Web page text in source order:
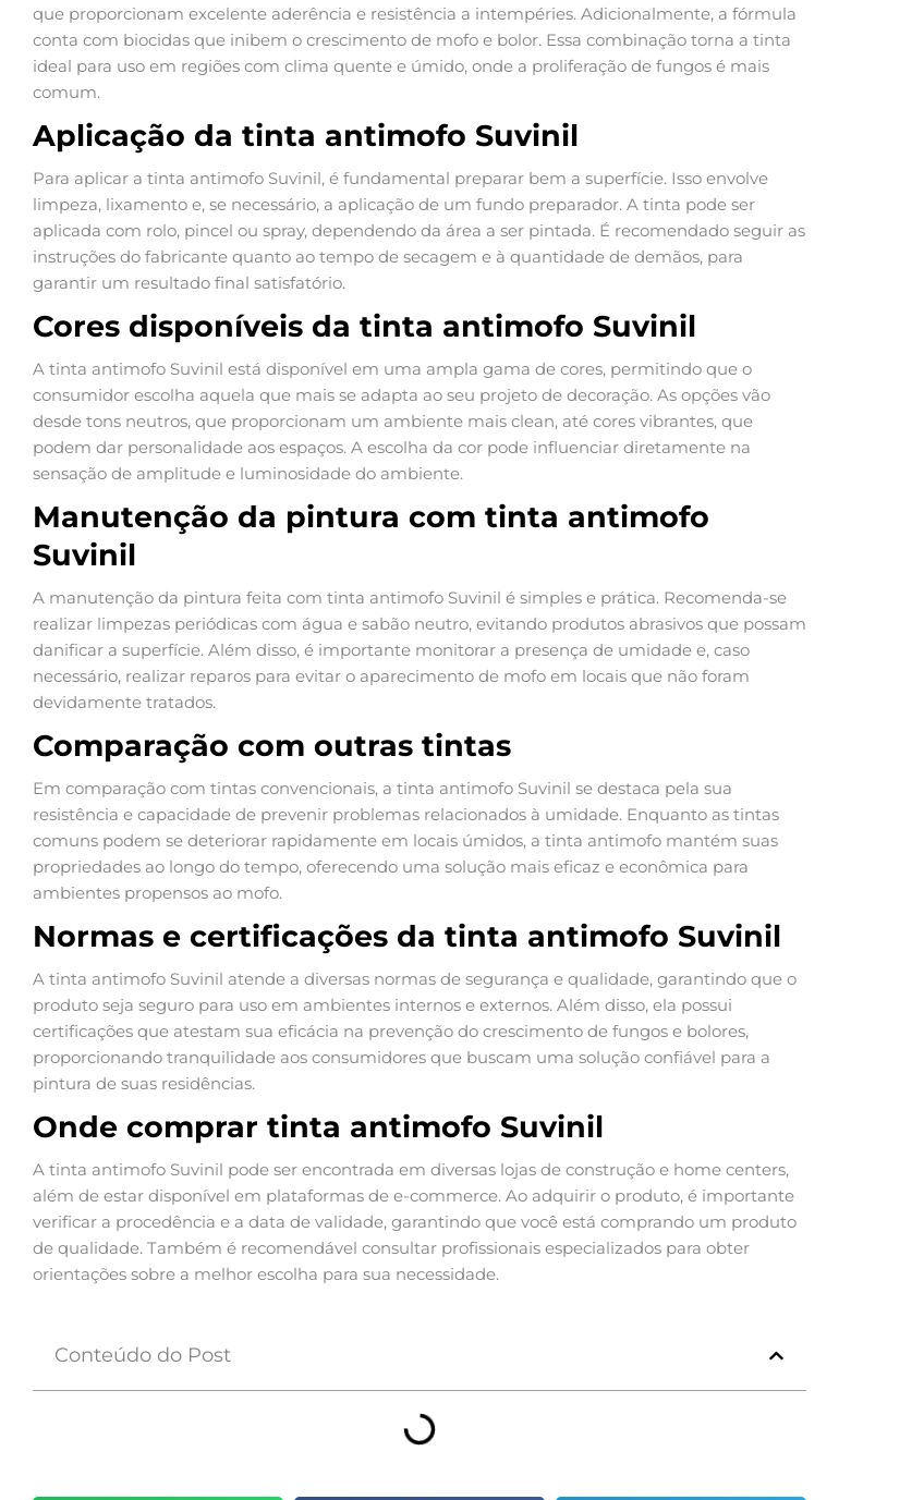
que proporcionam excelente aderência e resistência a intempéries. Adicionalmente, a fórmula
conta com biocidas que inibem o crescimento de mofo e bolor. Essa combinação torna a tinta
ideal para uso em regiões com clima quente e úmido, onde a proliferação de fungos é mais
comum.
Aplicação da tinta antimofo Suvinil
Para aplicar a tinta antimofo Suvinil, é fundamental preparar bem a superfície. Isso envolve
limpeza, lixamento e, se necessário, a aplicação de um fundo preparador. A tinta pode ser
aplicada com rolo, pincel ou spray, dependendo da área a ser pintada. É recomendado seguir as
instruções do fabricante quanto ao tempo de secagem e à quantidade de demãos, para
garantir um resultado final satisfatório.
Cores disponíveis da tinta antimofo Suvinil
A tinta antimofo Suvinil está disponível em uma ampla gama de cores, permitindo que o
consumidor escolha aquela que mais se adapta ao seu projeto de decoração. As opções vão
desde tons neutros, que proporcionam um ambiente mais clean, até cores vibrantes, que
podem dar personalidade aos espaços. A escolha da cor pode influenciar diretamente na
sensação de amplitude e luminosidade do ambiente.
Manutenção da pintura com tinta antimofo
Suvinil
A manutenção da pintura feita com tinta antimofo Suvinil é simples e prática. Recomenda-se
realizar limpezas periódicas com água e sabão neutro, evitando produtos abrasivos que possam
danificar a superfície. Além disso, é importante monitorar a presença de umidade e, caso
necessário, realizar reparos para evitar o aparecimento de mofo em locais que não foram
devidamente tratados.
Comparação com outras tintas
Em comparação com tintas convencionais, a tinta antimofo Suvinil se destaca pela sua
resistência e capacidade de prevenir problemas relacionados à umidade. Enquanto as tintas
comuns podem se deteriorar rapidamente em locais úmidos, a tinta antimofo mantém suas
propriedades ao longo do tempo, oferecendo uma solução mais eficaz e econômica para
ambientes propensos ao mofo.
Normas e certificações da tinta antimofo Suvinil
A tinta antimofo Suvinil atende a diversas normas de segurança e qualidade, garantindo que o
produto seja seguro para uso em ambientes internos e externos. Além disso, ela possui
certificações que atestam sua eficácia na prevenção do crescimento de fungos e bolores,
proporcionando tranquilidade aos consumidores que buscam uma solução confiável para a
pintura de suas residências.
Onde comprar tinta antimofo Suvinil
A tinta antimofo Suvinil pode ser encontrada em diversas lojas de construção e home centers,
além de estar disponível em plataformas de e-commerce. Ao adquirir o produto, é importante
verificar a procedência e a data de validade, garantindo que você está comprando um produto
de qualidade. Também é recomendável consultar profissionais especializados para obter
orientações sobre a melhor escolha para sua necessidade.
Conteúdo do Post